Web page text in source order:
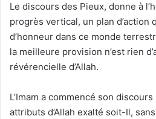
Le discours des Pieux, donne à
progrès vertical, un plan d’action
d’honneur dans ce monde
la meilleure provision n’est rien
révérencielle d’Allah.
L’Imam a commencé son
attributs d’Allah exalté soit-Il,